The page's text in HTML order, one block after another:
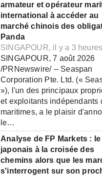
armateur et opérateur
international à accéder au
marché chinois des
Panda
SINGAPOUR, il y a 3 heures
SINGAPOUR, 7 août 2026
/PRNewswire/ -- Seaspan
Corporation Pte. Ltd. («
»), l'un des principaux
et exploitants indépendants
maritimes, a le plaisir
le…
Analyse de FP Markets : le
japonais à la croisée des
chemins alors que les
s'interrogent sur son